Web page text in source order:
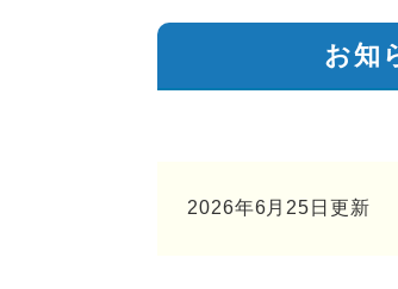
お知
2026年6月25日更新